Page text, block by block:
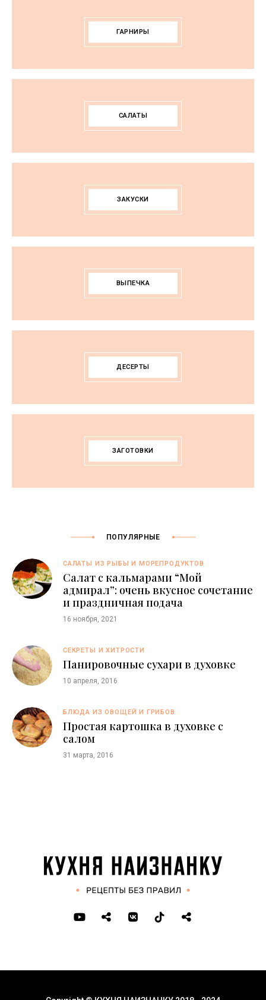
ГАРНИРЫ
САЛАТЫ
ЗАКУСКИ
ВЫПЕЧКА
ДЕСЕРТЫ
ЗАГОТОВКИ
ПОПУЛЯРНЫЕ
САЛАТЫ ИЗ РЫБЫ И МОРЕПРОДУКТОВ
Салат с кальмарами “Мой
адмирал”: очень вкусное сочетание
и праздничная подача
16 ноября, 2021
СЕКРЕТЫ И ХИТРОСТИ
Панировочные сухари в духовке
10 апреля, 2016
БЛЮДА ИЗ ОВОЩЕЙ И ГРИБОВ
Простая картошка в духовке с
салом
31 марта, 2016